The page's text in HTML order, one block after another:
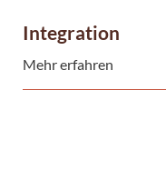
Integration
Mehr erfahren